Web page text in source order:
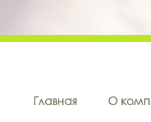
Главная О